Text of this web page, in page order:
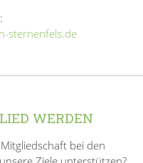
sternenfels.de
WERDEN
bei den